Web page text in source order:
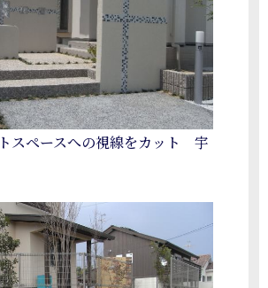
スペースへの視線をカット 宇